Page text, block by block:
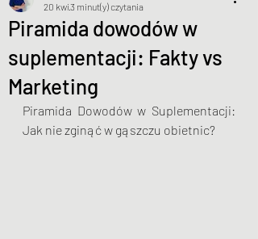
Piramida dowodów w
suplementacji: Fakty vs
Marketing
20 kwi3 minut(y) czytania
Piramida Dowodów w Suplementacji:
Jak nie zginąć w gąszczu obietnic?